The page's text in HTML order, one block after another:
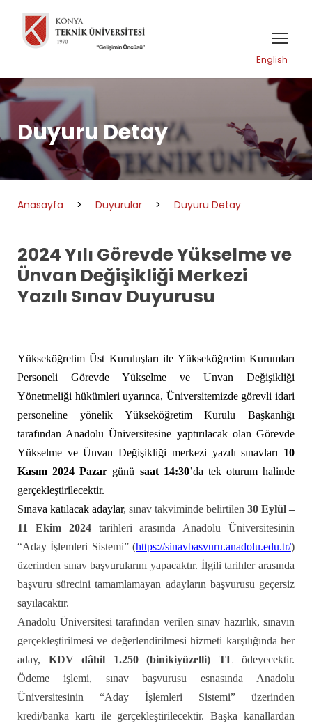
English
Duyuru Detay
Anasayfa > Duyurular > Duyuru Detay
2024 Yılı Görevde Yükselme ve
Ünvan Değişikliği Merkezi
Yazılı Sınav Duyurusu
Yükseköğretim Üst Kuruluşları ile Yükseköğretim Kurumları
Personeli Görevde Yükselme ve Unvan Değişikliği
Yönetmeliği hükümleri uyarınca, Üniversitemizde görevli idari
personeline yönelik Yükseköğretim Kurulu Başkanlığı
tarafından Anadolu Üniversitesine yaptırılacak olan Görevde
Yükselme ve Ünvan Değişikliği merkezi yazılı sınavları 10
Kasım 2024 Pazar günü saat 14:30’da tek oturum halinde
gerçekleştirilecektir.
Sınava katılacak adaylar, sınav takviminde belirtilen 30 Eylül –
11 Ekim 2024tarihleri arasında Anadolu Üniversitesinin
“Aday İşlemleri Sistemi” (https://sinavbasvuru.anadolu.edu.tr/)
üzerinden sınav başvurularını yapacaktır. İlgili tarihler arasında
başvuru sürecini tamamlamayan adayların başvurusu geçersiz
sayılacaktır.
Anadolu Üniversitesi tarafından verilen sınav hazırlık, sınavın
gerçekleştirilmesi ve değerlendirilmesi hizmeti karşılığında her
aday, KDV dâhil 1.250 (binikiyüzelli) TL ödeyecektir.
Ödeme işlemi, sınav başvurusu esnasında Anadolu
Üniversitesinin “Aday İşlemleri Sistemi” üzerinden
kredi/banka kartı ile gerçekleştirilecektir. Başka kanallardan